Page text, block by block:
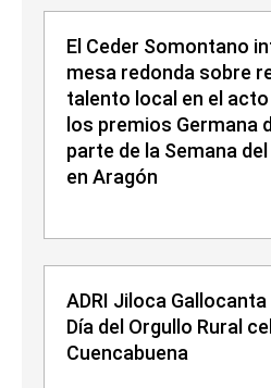
El Ceder Somontano
mesa redonda sobre
talento local en el
los premios Germana
parte de la Semana
en Aragón
ADRI Jiloca
Día del Orgullo Rural
Cuencabuena